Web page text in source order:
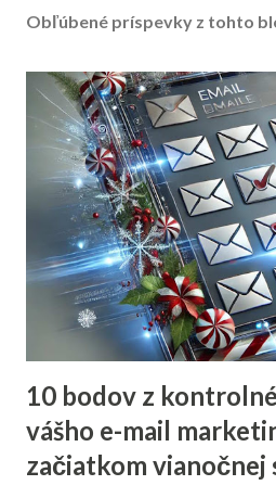
Obľúbené príspevky z tohto
10 bodov z
vášho e-mail
začiatkom vianočnej